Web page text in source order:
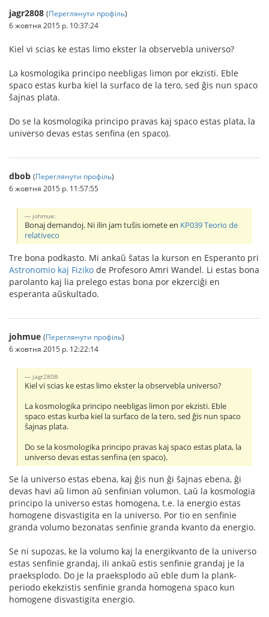
jagr2808 (Переглянути профіль)
6 жовтня 2015 р. 10:37:24
Kiel vi scias ke estas limo ekster la observebla universo?
La kosmologika principo neebligas limon por ekzisti. Eble
spaco estas kurba kiel la surfaco de la tero, sed ĝis nun spaco
ŝajnas plata.
Do se la kosmologika principo pravas kaj spaco estas plata, la
universo devas estas senfina (en spaco).
dbob (Переглянути профіль)
6 жовтня 2015 р. 11:57:55
johmue:
Bonaj demandoj. Ni ilin jam tuŝis iomete en KP039 Teorio de
relativeco
Tre bona podkasto. Mi ankaŭ ŝatas la kurson en Esperanto pri
Astronomio kaj Fiziko de Profesoro Amri Wandel. Li estas bona
parolanto kaj lia prelego estas bona por ekzerciĝi en
esperanta aŭskultado.
johmue (Переглянути профіль)
6 жовтня 2015 р. 12:22:14
jagr2808:
Kiel vi scias ke estas limo ekster la observebla universo?
La kosmologika principo neebligas limon por ekzisti. Eble
spaco estas kurba kiel la surfaco de la tero, sed ĝis nun spaco
ŝajnas plata.
Do se la kosmologika principo pravas kaj spaco estas plata, la
universo devas estas senfina (en spaco).
Se la universo estas ebena, kaj ĝis nun ĝi ŝajnas ebena, ĝi
devas havi aŭ limon aŭ senfinian volumon. Laŭ la kosmologia
principo la universo estas homogena, t.e. la energio estas
homogene disvastigita en la universo. Por tio en senfinie
granda volumo bezonatas senfinie granda kvanto da energio.
Se ni supozas, ke la volumo kaj la energikvanto de la universo
estas senfinie grandaj, ili ankaŭ estis senfinie grandaj je la
praeksplodo. Do je la praeksplodo aŭ eble dum la plank-
periodo ekekzistis senfinie granda homogena spaco kun
homogene disvastigita energio.